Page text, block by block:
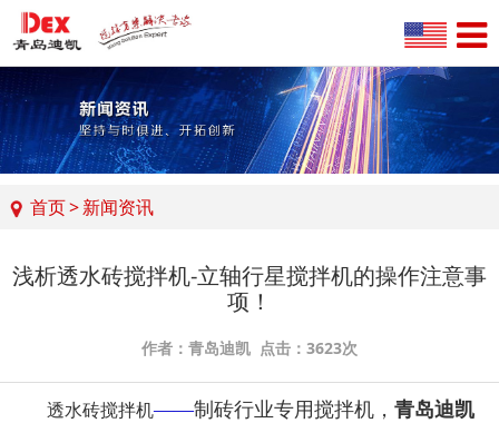
首页>新闻资讯
浅析透水砖搅拌机-立轴行星搅拌机的操作注意事
项！
作者：青岛迪凯 点击：3623次
透水砖搅拌机——制砖行业专用搅拌机， 青岛迪凯